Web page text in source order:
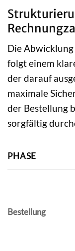
Die
folgt einem
der darauf
maximale
der Bestellung
sorgfältig
PHASE
Bestellung